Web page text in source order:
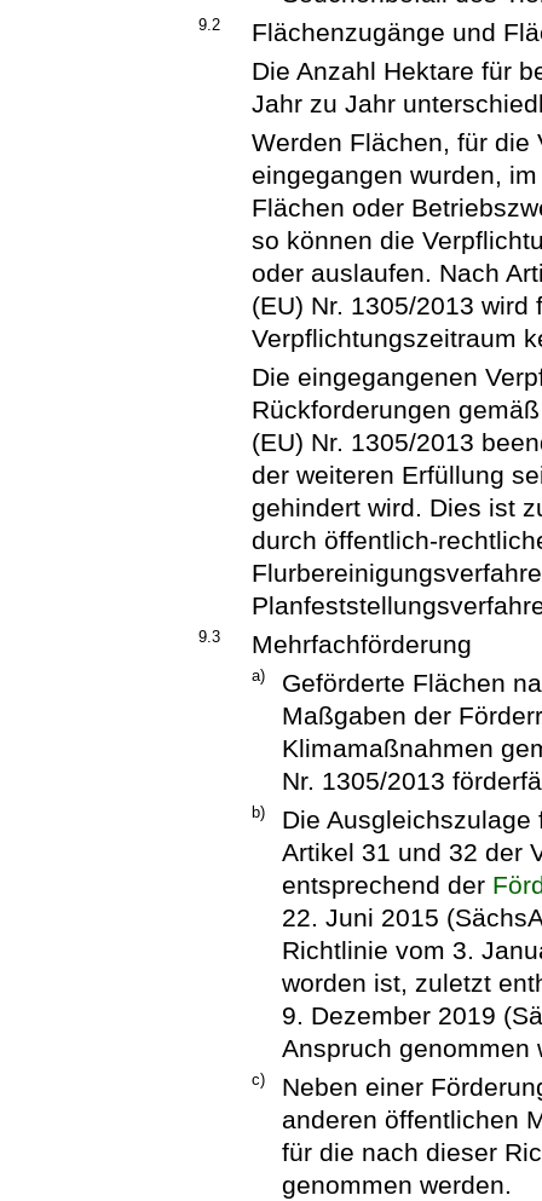
9.2
Flächenzugänge und
Die Anzahl Hektare für
Jahr zu Jahr
Werden Flächen, für die
eingegangen wurden,
Flächen oder
so können die
oder auslaufen. Nach
(EU) Nr. 1305/2013 wird
Verpflichtungszeitraum
Die eingegangenen
Rückforderungen
(EU) Nr. 1305/2013
der weiteren Erfüllung
gehindert wird. Dies ist
durch öffentlich-
9.3 Mehrfachförderung
a)
Geförderte Flächen
Maßgaben der
Klimamaßnahmen
Nr. 1305/2013
b)
Die
Artikel 31 und 32 der
entsprechend der
22. Juni 2015
Richtlinie vom 3.
worden ist, zuletzt
9. Dezember 2019
Anspruch genommen
c)
Neben einer
anderen öffentlichen
für die nach dieser
genommen werden.